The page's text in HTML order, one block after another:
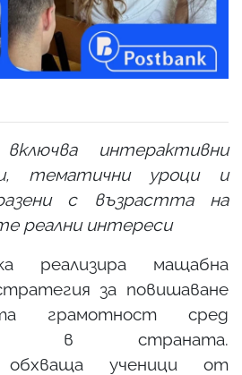
интерактивни
тематични уроци и
с възрастта на
реални интереси
реализира мащабна
за повишаване
грамотност сред
в страната.
обхваща ученици от